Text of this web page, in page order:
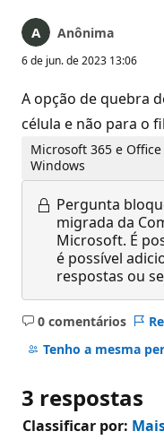
Anônima
6 de jun. de 2023 13:06
A opção de quebra
célula e não para o
Microsoft 365 e
Windows
Pergunta
migrada da
Microsoft. É
é possível
respostas ou
0 comentários
Sem
comentários
Tenho a mesma
3 respostas
Classificar por: